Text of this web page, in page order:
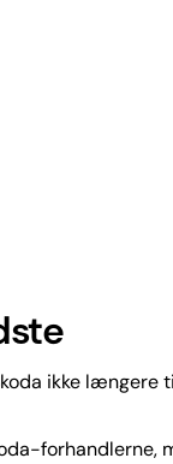
ikke længere
forhandlerne,